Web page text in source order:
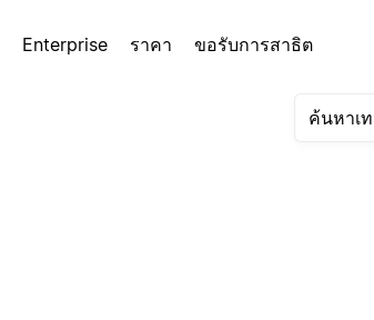
Enterprise ราคา ขอรับการสาธิต